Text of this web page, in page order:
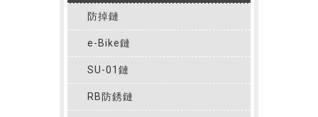
防掉鏈
e-Bike鏈
SU-01鏈
RB防銹鏈